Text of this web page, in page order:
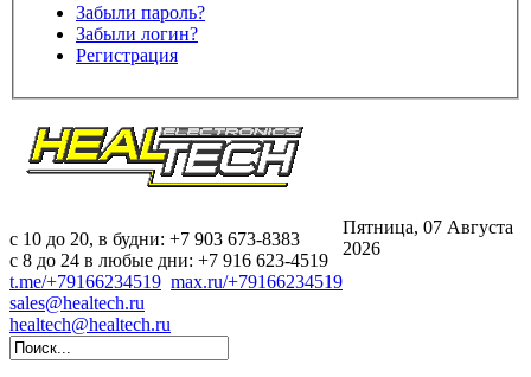
Забыли пароль?
Забыли логин?
Регистрация
c 10 до 20, в будни: +7 903 673-8383
с 8 до 24 в любые дни: +7 916 623-4519
t.me/+79166234519 max.ru/+79166234519
sales@healtech.ru
healtech@healtech.ru
Пятница, 07 Августа
2026